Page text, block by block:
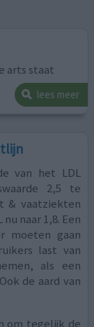
arts staat
lees meer
van het LDL
2,5 te
& vaatziekten
naar 1,8. Een
moeten gaan
last van
als een
de aard van
om tegelijk de